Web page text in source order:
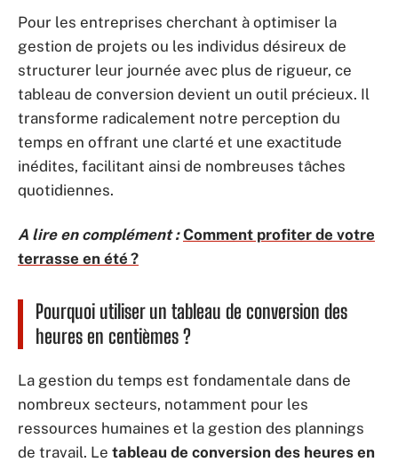
Pour les entreprises cherchant à optimiser la
gestion de projets ou les individus désireux de
structurer leur journée avec plus de rigueur, ce
tableau de conversion devient un outil précieux. Il
transforme radicalement notre perception du
temps en offrant une clarté et une exactitude
inédites, facilitant ainsi de nombreuses tâches
quotidiennes.
A lire en complément : Comment profiter de votre
terrasse en été ?
Pourquoi utiliser un tableau de conversion des
heures en centièmes ?
La gestion du temps est fondamentale dans de
nombreux secteurs, notamment pour les
ressources humaines et la gestion des plannings
de travail. Le tableau de conversion des heures en